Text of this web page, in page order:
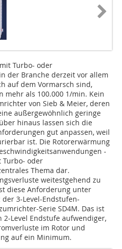
Turbo- oder
der Branche derzeit vor allem
auf dem Vormarsch sind,
mehr als 100.000 1/min. Kein
von Sieb & Meier, deren
außergewöhnlich geringe
hinaus lassen sich die
gut anpassen, weil
ist. Die Rotorerwärmung
-
Turbo- oder
Thema dar.
weitestgehend zu
diese Anforderung unter
3-Level-Endstufen-
Serie SD4M. Das ist
2-Level Endstufe aufwendiger,
im Rotor und
auf ein Minimum.